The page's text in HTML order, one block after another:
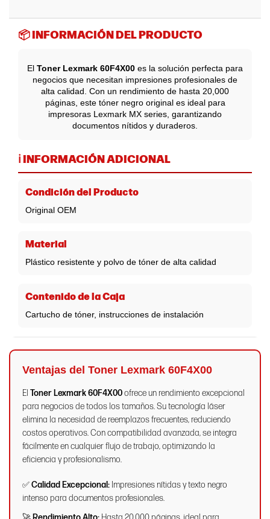
📦 INFORMACIÓN DEL PRODUCTO
El Toner Lexmark 60F4X00 es la solución perfecta para
negocios que necesitan impresiones profesionales de
alta calidad. Con un rendimiento de hasta 20,000
páginas, este tóner negro original es ideal para
impresoras Lexmark MX series, garantizando
documentos nítidos y duraderos.
ℹ️ INFORMACIÓN ADICIONAL
Condición del Producto
Original OEM
Material
Plástico resistente y polvo de tóner de alta calidad
Contenido de la Caja
Cartucho de tóner, instrucciones de instalación
Ventajas del Toner Lexmark 60F4X00
El Toner Lexmark 60F4X00ofrece un rendimiento excepcional
para negocios de todos los tamaños. Su tecnología láser
elimina la necesidad de reemplazos frecuentes, reduciendo
costos operativos. Con compatibilidad avanzada, se integra
fácilmente en cualquier flujo de trabajo, optimizando la
eficiencia y profesionalismo.
✅Calidad Excepcional: Impresiones nítidas y texto negro
intenso para documentos profesionales.